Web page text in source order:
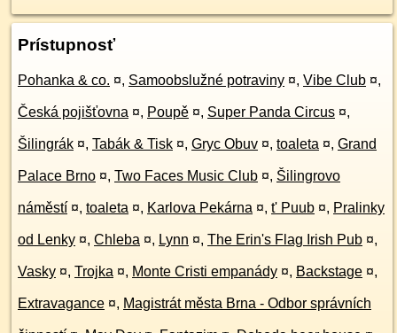
Prístupnosť
Pohanka & co. ¤, Samoobslužné potraviny ¤, Vibe Club ¤,
Česká pojišťovna ¤, Poupě ¤, Super Panda Circus ¤,
Šilingrák ¤, Tabák & Tisk ¤, Gryc Obuv ¤, toaleta ¤, Grand
Palace Brno ¤, Two Faces Music Club ¤, Šilingrovo
náměstí ¤, toaleta ¤, Karlova Pekárna ¤, t' Puub ¤, Pralinky
od Lenky ¤, Chleba ¤, Lynn ¤, The Erin's Flag Irish Pub ¤,
Vasky ¤, Trojka ¤, Monte Cristi empanády ¤, Backstage ¤,
Extravagance ¤, Magistrát města Brna - Odbor správních